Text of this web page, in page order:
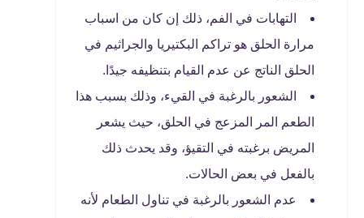
التهابات في الفم، ذلك إن كان من اسباب
مرارة الحلق هو تراكم البكتيريا والجراثيم في
الحلق الناتج عن عدم القيام بتنظيفه جيدًا.
الشعور بالرغبة في القيء، وذلك بسبب هذا
الطعم المر المزعج في الحلق، حيث يشعر
المريض برغبته في التقيؤ، وقد يحدث ذلك
بالفعل في بعض الحالات.
عدم الشعور بالرغبة في تناول الطعام لأنه